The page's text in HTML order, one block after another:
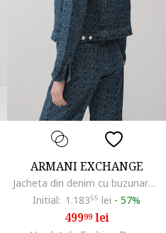
ARMANI EXCHANGE
Jacheta din denim cu buzunare pe piept, Bleumarin
Initial: 1.18355 lei - 57%
49999lei